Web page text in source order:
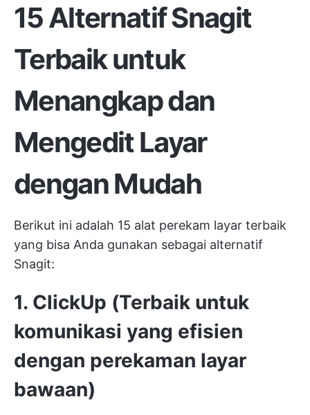
15 Alternatif Snagit
Terbaik untuk
Menangkap dan
Mengedit Layar
dengan Mudah
Berikut ini adalah 15 alat perekam layar terbaik
yang bisa Anda gunakan sebagai alternatif
Snagit:
1. ClickUp (Terbaik untuk
komunikasi yang efisien
dengan perekaman layar
bawaan)